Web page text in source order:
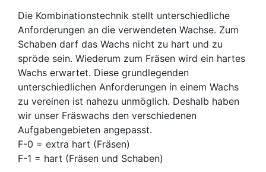
Die Kombinationstechnik stellt unterschiedliche
Anforderungen an die verwendeten Wachse. Zum
Schaben darf das Wachs nicht zu hart und zu
spröde sein. Wiederum zum Fräsen wird ein hartes
Wachs erwartet. Diese grundlegenden
unterschiedlichen Anforderungen in einem Wachs
zu vereinen ist nahezu unmöglich. Deshalb haben
wir unser Fräswachs den verschiedenen
Aufgabengebieten angepasst.
F-0 = extra hart (Fräsen)
F-1 = hart (Fräsen und Schaben)